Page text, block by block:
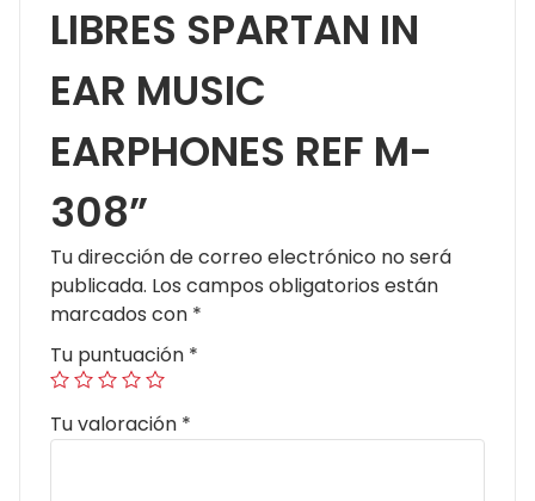
LIBRES SPARTAN IN
EAR MUSIC
EARPHONES REF M-
308”
Tu dirección de correo electrónico no será
publicada. Los campos obligatorios están
marcados con *
Tu puntuación *
Tu valoración *